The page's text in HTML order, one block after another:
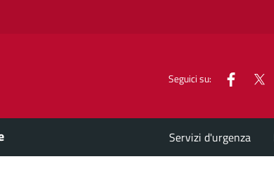
Seguici su:
Servizi d'urgenza